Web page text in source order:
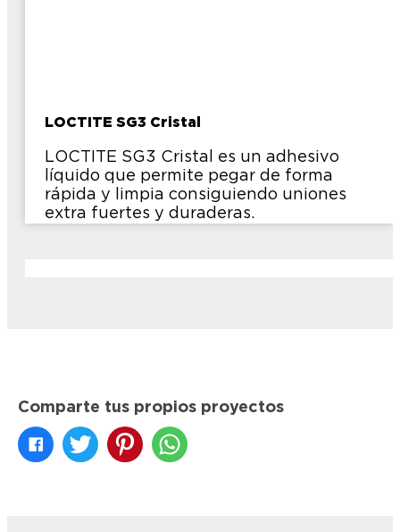
LOCTITE SG3 Cristal
LOCTITE SG3 Cristal es un adhesivo
líquido que permite pegar de forma
rápida y limpia consiguiendo uniones
extra fuertes y duraderas.
Comparte tus propios proyectos